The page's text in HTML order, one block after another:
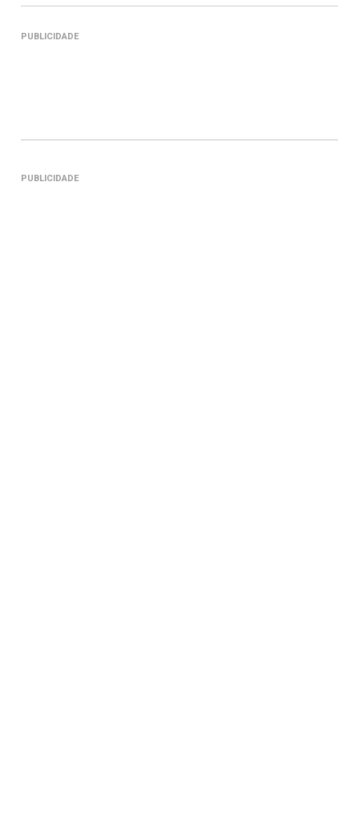
PUBLICIDADE
PUBLICIDADE